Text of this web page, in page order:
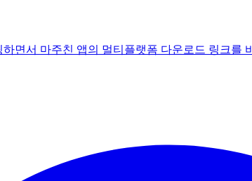
면서 마주친 앱의 멀티플랫폼 다운로드 링크를